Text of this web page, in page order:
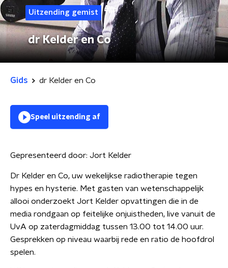
Uitzending gemist
dr Kelder en Co
Gids dr Kelder en Co
Speel uitzending af
Gepresenteerd door: Jort Kelder
Dr Kelder en Co, uw wekelijkse radiotherapie tegen
hypes en hysterie. Met gasten van wetenschappelijk
allooi onderzoekt Jort Kelder opvattingen die in de
media rondgaan op feitelijke onjuistheden, live vanuit de
UvA op zaterdagmiddag tussen 13.00 tot 14.00 uur.
Gesprekken op niveau waarbij rede en ratio de hoofdrol
spelen.